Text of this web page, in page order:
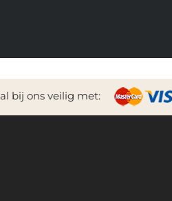
bij ons veilig met: